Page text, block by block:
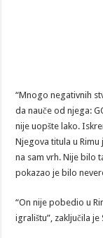
“Mnogo negativnih
da nauče od njega:
nije uopšte lako.
Njegova titula u
na sam vrh. Nije bilo
pokazao je bilo
“On nije pobedio u
igralištu”, zaključila je